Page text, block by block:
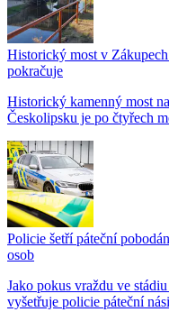
Historický most v
pokračuje
Historický kamenný most
Českolipsku je po čtyřech
Policie šetří páteční
osob
Jako pokus vraždu ve
vyšetřuje policie páteční